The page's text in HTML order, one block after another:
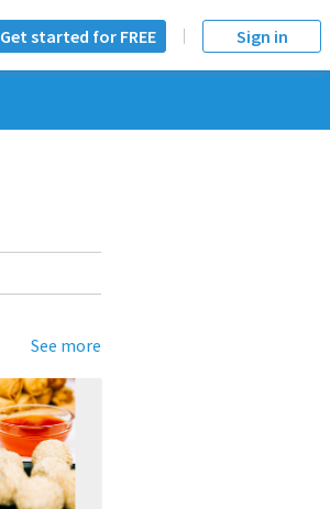
Get started for FREE Sign in
See more